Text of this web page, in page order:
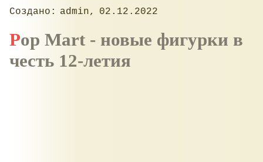
admin 02.12.2022
Pop Mart - новые фигурки в
честь 12-летия